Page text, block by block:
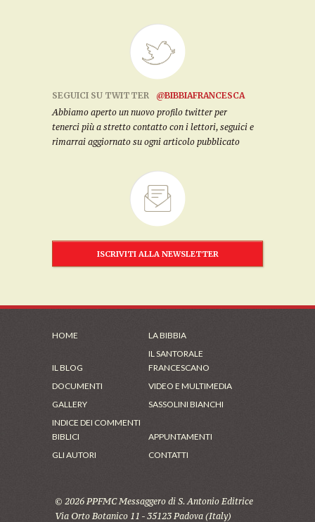
SEGUICI SU TWITTER
@BIBBIAFRANCESCA
Abbiamo aperto un nuovo profilo twitter per
tenerci più a stretto contatto con i lettori, seguici e
rimarrai aggiornato su ogni articolo pubblicato
ISCRIVITI ALLA NEWSLETTER
HOME LA BIBBIA
IL BLOG
IL SANTORALE
FRANCESCANO
DOCUMENTI
VIDEO E MULTIMEDIA
GALLERY
SASSOLINI BIANCHI
INDICE DEI COMMENTI
BIBLICI
APPUNTAMENTI
GLI AUTORI
CONTATTI
© 2026 PPFMC Messaggero di S. Antonio Editrice
Via Orto Botanico 11 - 35123 Padova (Italy)